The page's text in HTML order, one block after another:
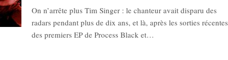
On n’arrête plus Tim Singer : le chanteur avait disparu des
radars pendant plus de dix ans, et là, après les sorties récentes
des premiers EP de Process Black et…